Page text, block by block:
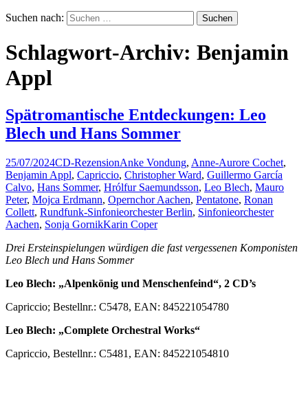
Suchen nach:
Schlagwort-Archiv: Benjamin
Appl
Spätromantische Entdeckungen: Leo
Blech und Hans Sommer
25/07/2024CD-RezensionAnke Vondung, Anne-Aurore Cochet,
Benjamin Appl, Capriccio, Christopher Ward, Guillermo García
Calvo, Hans Sommer, Hrólfur Saemundsson, Leo Blech, Mauro
Peter, Mojca Erdmann, Opernchor Aachen, Pentatone, Ronan
Collett, Rundfunk-Sinfonieorchester Berlin, Sinfonieorchester
Aachen, Sonja GornikKarin Coper
Drei Ersteinspielungen würdigen die fast vergessenen Komponisten
Leo Blech und Hans Sommer
Leo Blech: „Alpenkönig und Menschenfeind“, 2 CD’s
Capriccio; Bestellnr.: C5478, EAN: 845221054780
Leo Blech: „Complete Orchestral Works“
Capriccio, Bestellnr.: C5481, EAN: 845221054810